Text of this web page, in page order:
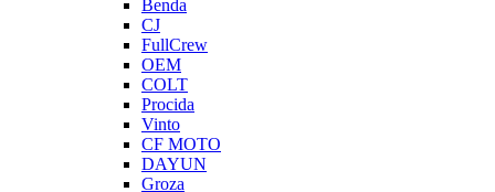
Benda
CJ
FullCrew
OEM
COLT
Procida
Vinto
CF MOTO
DAYUN
Groza